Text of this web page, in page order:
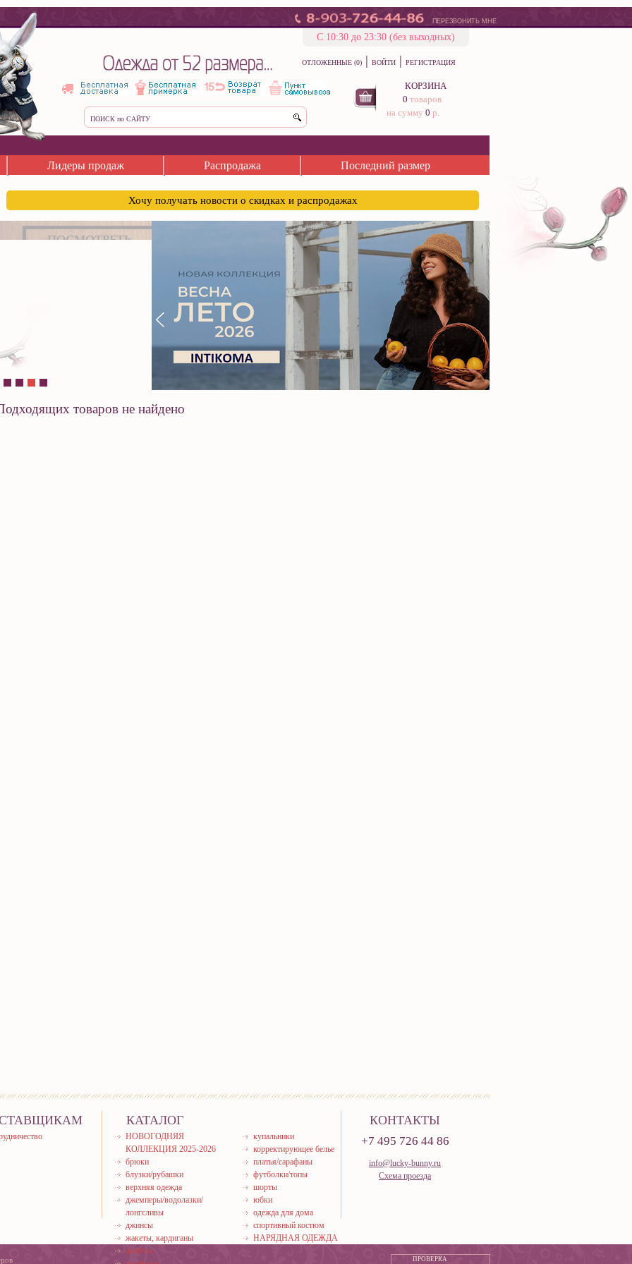
ПЕРЕЗВОНИТЬ МНЕ
С 10:30 до 23:30 (без выходных)
ОТЛОЖЕННЫЕ (0) | ВОЙТИ | РЕГИСТРАЦИЯ
КОРЗИНА
0 товаров
на сумму 0 р.
Лидеры продаж Распродажа Последний размер
Хочу получать новости о скидках и распродажах
товаров не найдено
КАТАЛОГ
НОВОГОДНЯЯ
КОЛЛЕКЦИЯ 2025-2026
брюки
блузки/рубашки
верхняя одежда
джемперы/водолазки/
лонгсливы
джинсы
жакеты, кардиганы
жилеты
купальники
корректирующее белье
платья/сарафаны
футболки/топы
шорты
юбки
одежда для дома
спортивный костюм
НАРЯДНАЯ ОДЕЖДА
КОНТАКТЫ
+7 495 726 44 86
info@lucky-bunny.ru
Схема проезда
ПРОВЕРКА